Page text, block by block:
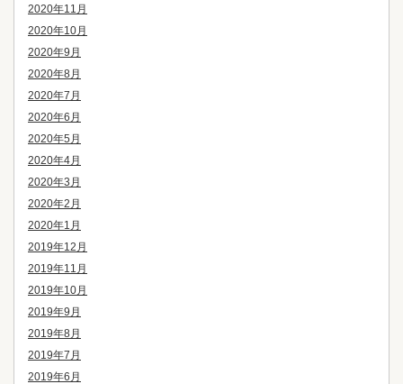
2020年11月
2020年10月
2020年9月
2020年8月
2020年7月
2020年6月
2020年5月
2020年4月
2020年3月
2020年2月
2020年1月
2019年12月
2019年11月
2019年10月
2019年9月
2019年8月
2019年7月
2019年6月